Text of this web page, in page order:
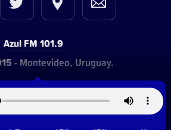
Azul FM 101.9
- Montevideo, Uruguay.
Walter Lapachian• Hosting: